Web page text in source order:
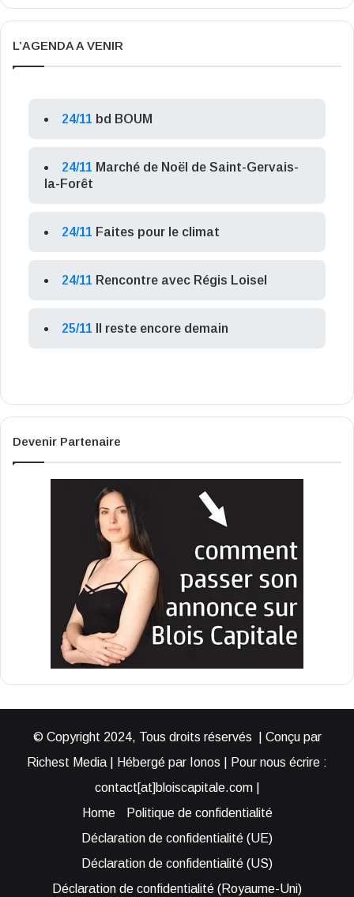
L’AGENDA A VENIR
24/11 bd BOUM
24/11 Marché de Noël de Saint-Gervais-
la-Forêt
24/11 Faites pour le climat
24/11 Rencontre avec Régis Loisel
25/11 Il reste encore demain
Devenir Partenaire
© Copyright 2024, Tous droits réservés | Conçu par
Richest Media | Hébergé par Ionos | Pour nous écrire :
contact[at]bloiscapitale.com |
Home
Politique de confidentialité
Déclaration de confidentialité (UE)
Déclaration de confidentialité (US)
Déclaration de confidentialité (Royaume-Uni)